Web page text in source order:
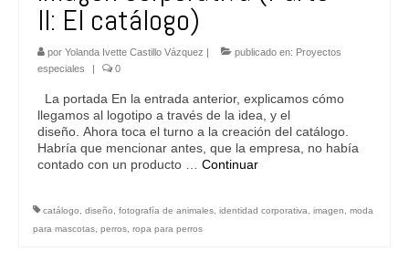
II: El catálogo)
por Yolanda Ivette Castillo Vázquez | publicado en: Proyectos
especiales
| 0
La portada En la entrada anterior, explicamos cómo
llegamos al logotipo a través de la idea, y el
diseño. Ahora toca el turno a la creación del catálogo.
Habría que mencionar antes, que la empresa, no había
contado con un producto … Continuar
catálogo diseño fotografía de animales identidad corporativa imagen
moda
para mascotas perros ropa para perros